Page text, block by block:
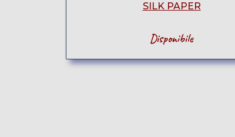
SILK PAPER
Disponibile